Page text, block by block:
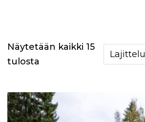
Näytetään kaikki 15
tulosta